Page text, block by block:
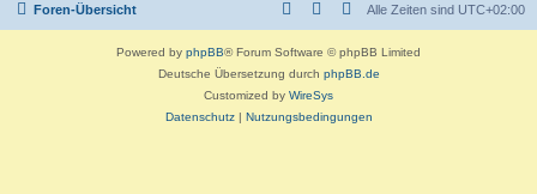
Foren-Übersicht Alle Zeiten sind UTC+02:00
Powered by phpBB® Forum Software © phpBB Limited
Deutsche Übersetzung durch phpBB.de
Customized by WireSys
Datenschutz| Nutzungsbedingungen